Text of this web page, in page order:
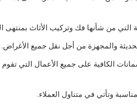
التي من شأنها فك وتركيب الأثاث بمنتهى
والمجهزة من أجل نقل جميع الأغراض.
الكافية على جميع الأعمال التي
وتأتي في متناول العملاء.